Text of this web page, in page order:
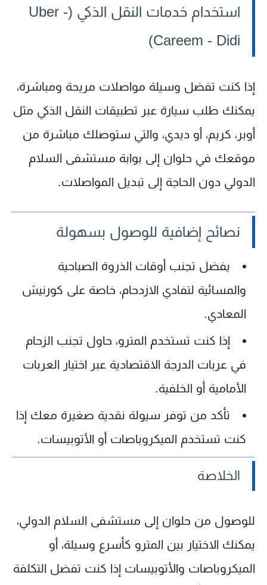
استخدام خدمات النقل الذكي (Uber -
Careem - Didi)
إذا كنت تفضل وسيلة مواصلات مريحة ومباشرة،
يمكنك طلب سيارة عبر تطبيقات النقل الذكي مثل
أوبر، كريم، أو ديدي، والتي ستوصلك مباشرة من
موقعك في حلوان إلى بوابة مستشفى السلام
الدولي دون الحاجة إلى تبديل المواصلات.
نصائح إضافية للوصول بسهولة
يفضل تجنب أوقات الذروة الصباحية
والمسائية لتفادي الازدحام، خاصة على كورنيش
المعادي.
إذا كنت تستخدم المترو، حاول تجنب الزحام
في عربات الدرجة الاقتصادية عبر اختيار العربات
الأمامية أو الخلفية.
تأكد من توفر سيولة نقدية صغيرة معك إذا
كنت تستخدم الميكروباصات أو الأتوبيسات.
الخلاصة
للوصول من حلوان إلى مستشفى السلام الدولي،
يمكنك الاختيار بين المترو كأسرع وسيلة، أو
الميكروباصات والأتوبيسات إذا كنت تفضل التكلفة